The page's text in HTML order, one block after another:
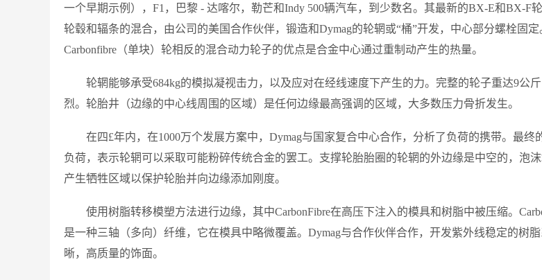
一个早期示例），F1，巴黎 - 达喀尔，勒芒和Indy 500辆汽车，到少数名。其最新的BX-E和BX-F
轮毂和辐条的混合，由公司的美国合作伙伴，锻造和Dymag的轮辋或“桶”开发，中心部分螺栓固定
Carbonfibre（单块）轮相反的混合动力轮子的优点是合金中心通过重制动产生的热量。
轮辋能够承受684kg的模拟凝视击力，以及应对在经线速度下产生的力。完整的轮子重达9公
烈。轮胎井（边缘的中心线周围的区域）是任何边缘最高强调的区域，大多数压力骨折发生。
在四£年内，在1000万个发展方案中，Dymag与国家复合中心合作，分析了负荷的携带。最终
负荷，表示轮辋可以采取可能粉碎传统合金的罢工。支撑轮胎胎圈的轮辋的外边缘是中空的，泡沫
产生牺牲区域以保护轮胎并向边缘添加刚度。
使用树脂转移模塑方法进行边缘，其中CarbonFibre在高压下注入的模具和树脂中被压缩。
是一种三轴（多向）纤维，它在模具中略微覆盖。Dymag与合作伙伴合作，开发紫外线稳定的树
晰，高质量的饰面。